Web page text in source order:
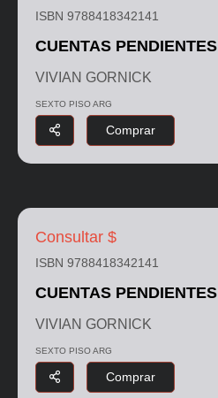
ISBN 9788418342141
CUENTAS PENDIENTES
VIVIAN GORNICK
SEXTO PISO ARG
Comprar
Consultar $
ISBN 9788418342141
CUENTAS PENDIENTES
VIVIAN GORNICK
SEXTO PISO ARG
Comprar